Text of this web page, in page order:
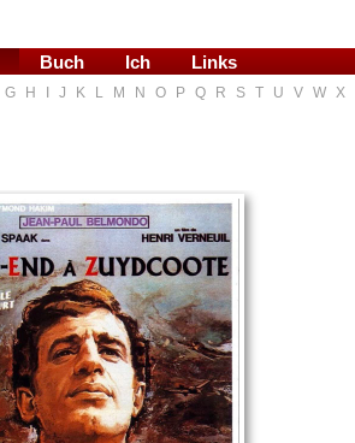
Buch Ich Links
G H J K L M N O P Q R S T U V W X